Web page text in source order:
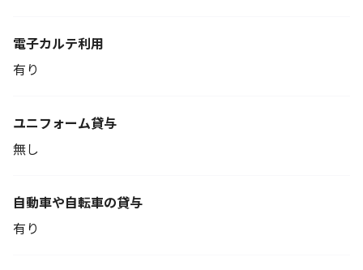
電子カルテ利用
有り
ユニフォーム貸与
無し
自動車や自転車の貸与
有り